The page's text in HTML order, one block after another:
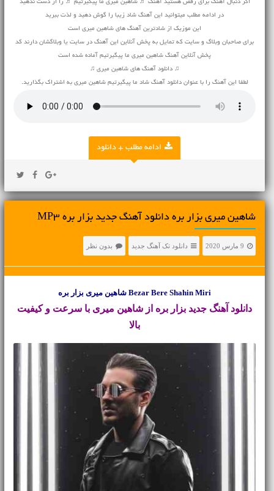
اگر دنبال آهنگ برای رقص هستید آهنگ ♬ شاهین میری ما پیگیرتیم ♬ را از دست ندهید
در ادامه مطلب میتوانید این آهنگ شاد زیبا را گوش دهید و لذت ببرید
این موزیک از شادترین آهنگ های شاهین میری است
برای صاحبان وبلاگ و سایت که تمایل به پخش آنلاین این آهنگ در سایت یا وبلاگشان دارند کد
پخش آنلاین آهنگ شاهین میری ما پیگیرتیم آماده شده است
♫ دانلود آهنگ های شاهین میری ♫
لطفا این آهنگ را با عنوان دانلود آهنگ شاد ما پیگیرتیم شاهین میری به اشتراک بگذارید.
ادامه مطلب + دانلود
شاهین میری بزار بره دانلود آهنگ جدید بزار بره MP3
9 مارس 2020 دانلود تک آهنگ جدید بدون نظر
Bezar Bere Shahin Miri شاهین میری بزار بره
دانلود آهنگ جدید بزار بره از شاهین میری با سرعت و کیفیت
بالا